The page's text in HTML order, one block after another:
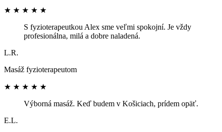
★ ★ ★ ★ ★
S fyzioterapeutkou Alex sme veľmi spokojní. Je vždy
profesionálna, milá a dobre naladená.
L.R.
Masáž fyzioterapeutom
★ ★ ★ ★ ★
Výborná masáž. Keď budem v Košiciach, prídem opäť.
E.L.